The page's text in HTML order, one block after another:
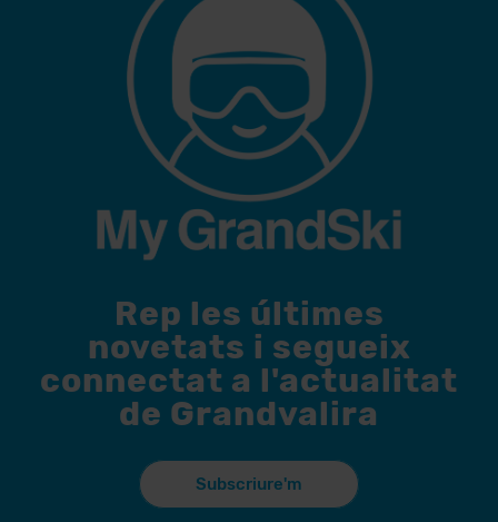
Rep les últimes
novetats i segueix
connectat a l'actualitat
de Grandvalira
Subscriure'm